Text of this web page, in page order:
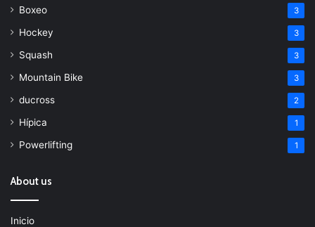
Boxeo 3
Hockey 3
Squash 3
Mountain Bike 3
ducross 2
Hípica 1
Powerlifting 1
About us
Inicio